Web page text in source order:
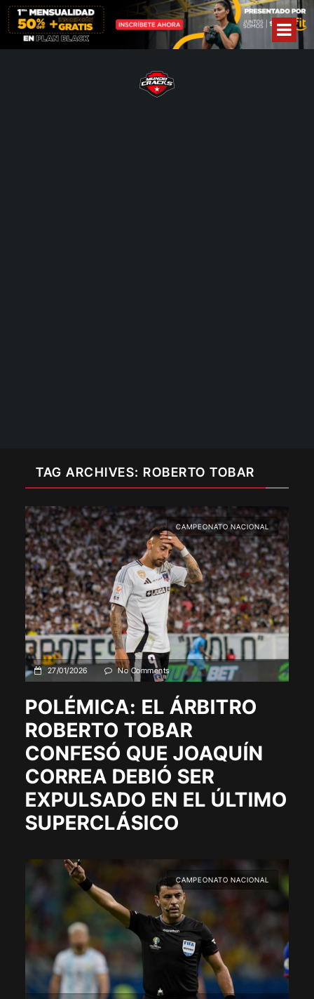
TAG ARCHIVES: ROBERTO TOBAR
CAMPEONATO NACIONAL
27/01/2026 No Comments
POLÉMICA: EL ÁRBITRO
ROBERTO TOBAR
CONFESÓ QUE JOAQUÍN
CORREA DEBIÓ SER
EXPULSADO EN EL ÚLTIMO
SUPERCLÁSICO
CAMPEONATO NACIONAL